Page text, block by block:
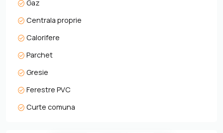
Pentru detalii suplimentare va invitam sa ne contacti.
Gaz
Centrala proprie
Calorifere
Parchet
Gresie
Ferestre PVC
Curte comuna